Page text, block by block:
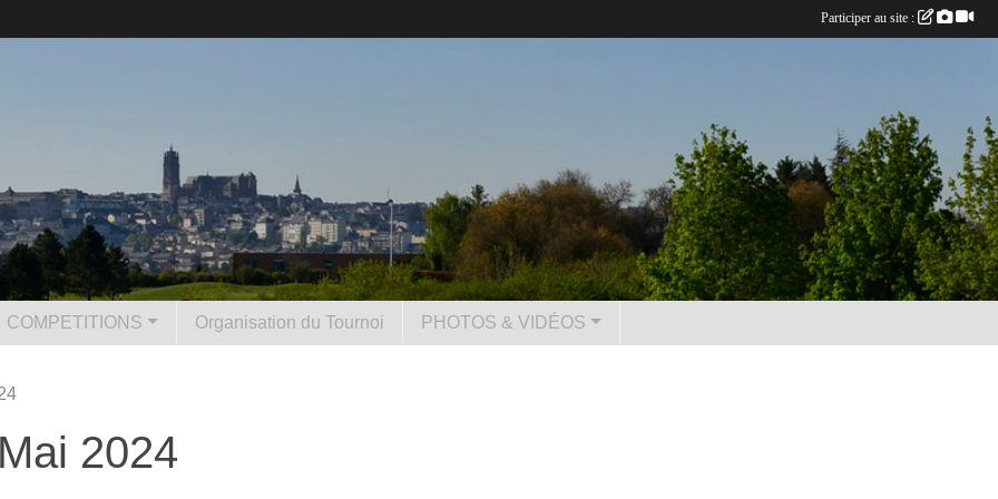
COMPETITIONS Organisation du Tournoi PHOTOS & VIDÉOS
2024
Participer au site :